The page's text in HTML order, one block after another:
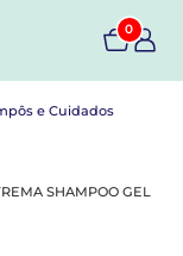
0
e Cuidados
SHAMPOO GEL